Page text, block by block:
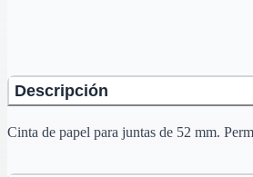
Descripción
Cinta de papel para juntas de 52 mm.